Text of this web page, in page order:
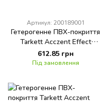
Артикул: 200189001
Гетерогенне ПВХ-покриття
Tarkett Acczent Effect
Imperio 4 2 m 1I
612.85 грн
Під замовлення